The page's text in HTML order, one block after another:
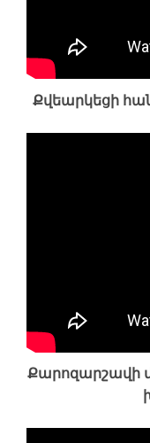
Քվեարկեցի
Քարոզարշավի